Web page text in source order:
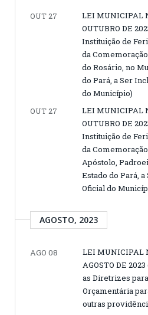
OUT 27
LEI MUNICIPAL
OUTUBRO DE
Instituição de
da
do Rosário, no
do Pará, a Ser
do Município)
OUT 27
LEI MUNICIPAL
OUTUBRO DE
Instituição de
da
Apóstolo,
Estado do Pará,
Oficial do
AGOSTO, 2023
AGO 08
LEI MUNICIPAL
AGOSTO DE
as Diretrizes
Orçamentária
outras